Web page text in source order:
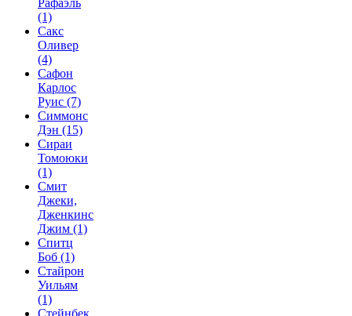
Рафаэль
(1)
Сакс
Оливер
(4)
Сафон
Карлос
Руис (7)
Симмонс
Дэн (15)
Сираи
Томоюки
(1)
Смит
Джеки,
Дженкинс
Джим (1)
Спитц
Боб (1)
Стайрон
Уильям
(1)
Стейнбек